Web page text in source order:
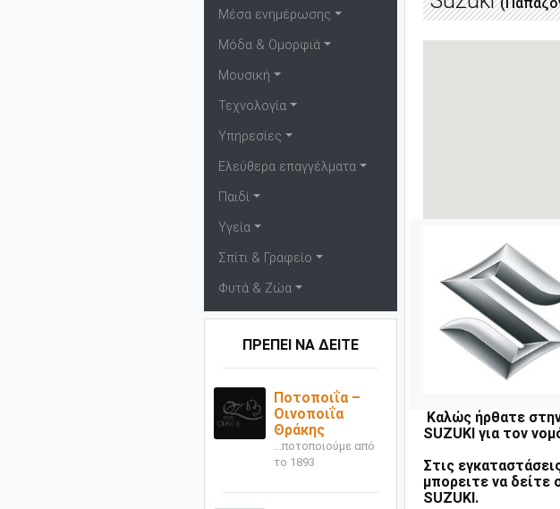
Μέσα ενημέρωσης
Μόδα & Ομορφιά
Μουσική
Τεχνολογία
Υπηρεσίες
Ελεύθερα επαγγέλματα
Παιδί
Υγεία
Σπίτι & Γραφείο
Φυτά & Ζώα
ΠΡΕΠΕΙ ΝΑ ΔΕΙΤΕ
Ποτοποιΐα –
Οινοποιΐα
Θράκης
...ποτοποιούμε από
το 1893
Καλώς ήρθατε
SUZUKI για τον
Στις
μπορειτε να δείτε
SUZUKI.